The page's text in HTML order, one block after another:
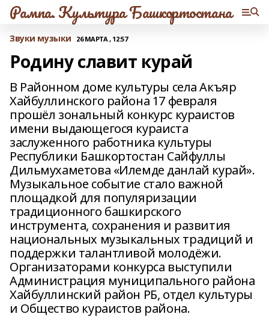
Рампа. Культура Башкортостана
Звуки музыки 26 МАРТА , 12:57
Родину славит курай
В Районном доме культуры села Акъяр
Хайбуллинского района 17 февраля
прошёл зональный конкурс кураистов
имени выдающегося кураиста
заслуженного работника культуры
Республики Башкортостан Сайфуллы
Дильмухаметова «Илемде данлай курай».
Музыкальное событие стало важной
площадкой для популяризации
традиционного башкирского
инструмента, сохранения и развития
национальных музыкальных традиций и
поддержки талантливой молодёжи.
Организаторами конкурса выступили
Администрация муниципального района
Хайбуллинский район РБ, отдел культуры
и Общество кураистов района.